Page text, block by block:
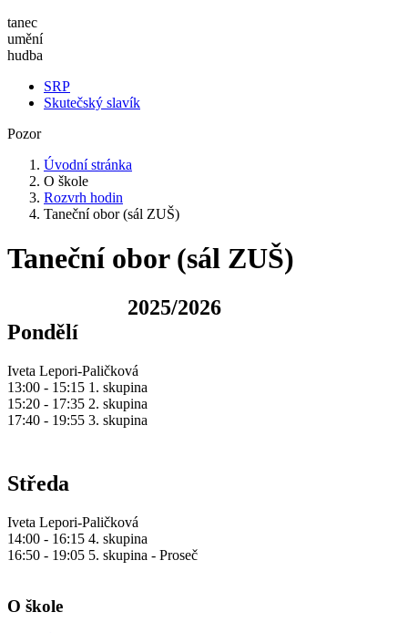
tanec
umění
hudba
SRP
Skutečský slavík
Pozor
Úvodní stránka
O škole
Rozvrh hodin
Taneční obor (sál ZUŠ)
Taneční obor (sál ZUŠ)
2025/2026
Pondělí
Iveta Lepori-Paličková
13:00 - 15:15 1. skupina
15:20 - 17:35 2. skupina
17:40 - 19:55 3. skupina
Středa
Iveta Lepori-Paličková
14:00 - 16:15 4. skupina
16:50 - 19:05 5. skupina - Proseč
O škole